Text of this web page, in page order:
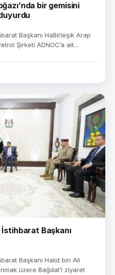
bir gemisini
Başkanı HaBirleşik Arap
Şirketi ADNOC’a ait...
Başkanı
Başkanı Halid bin Ali
üzere Bağdat’ı ziyaret